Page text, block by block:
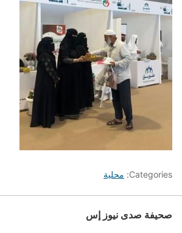
Categories: محلية
صحيفة صدى نيوز إس